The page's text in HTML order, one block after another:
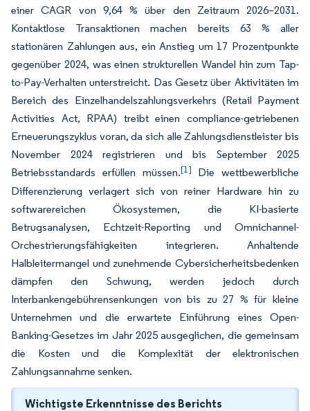
einer CAGR von 9,64 % über den Zeitraum 2026–2031.
Kontaktlose Transaktionen machen bereits 63 % aller
stationären Zahlungen aus, ein Anstieg um 17 Prozentpunkte
gegenüber 2024, was einen strukturellen Wandel hin zum Tap-
to-Pay-Verhalten unterstreicht. Das Gesetz über Aktivitäten im
Bereich des Einzelhandelszahlungsverkehrs (Retail Payment
Activities Act, RPAA) treibt einen compliance-getriebenen
Erneuerungszyklus voran, da sich alle Zahlungsdienstleister bis
November 2024 registrieren und bis September 2025
Betriebsstandards erfüllen müssen.[1] Die wettbewerbliche
Differenzierung verlagert sich von reiner Hardware hin zu
softwarereichen Ökosystemen, die KI-basierte
Betrugsanalysen, Echtzeit-Reporting und Omnichannel-
Orchestrierungsfähigkeiten integrieren. Anhaltende
Halbleitermangel und zunehmende Cybersicherheitsbedenken
dämpfen den Schwung, werden jedoch durch
Interbankengebührensenkungen von bis zu 27 % für kleine
Unternehmen und die erwartete Einführung eines Open-
Banking-Gesetzes im Jahr 2025 ausgeglichen, die gemeinsam
die Kosten und die Komplexität der elektronischen
Zahlungsannahme senken.
Wichtigste Erkenntnisse des Berichts